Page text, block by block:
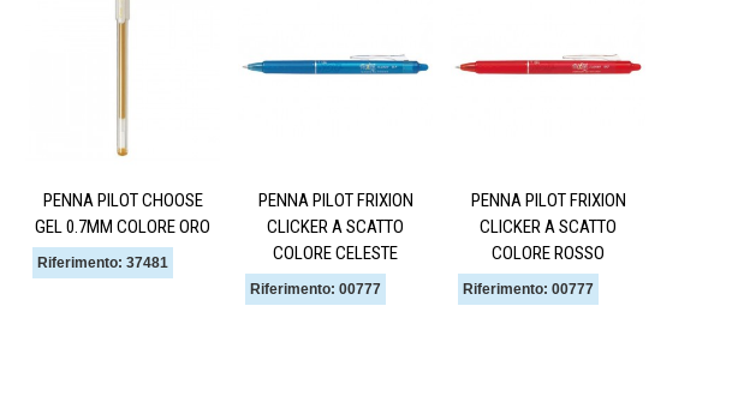
PENNA PILOT CHOOSE
GEL 0.7MM COLORE ORO
Riferimento: 37481
PENNA PILOT FRIXION
CLICKER A SCATTO
COLORE CELESTE
Riferimento: 00777
PENNA PILOT FRIXION
CLICKER A SCATTO
COLORE ROSSO
Riferimento: 00777